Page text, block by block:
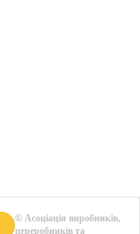
© Асоціація виробників,
переробників та